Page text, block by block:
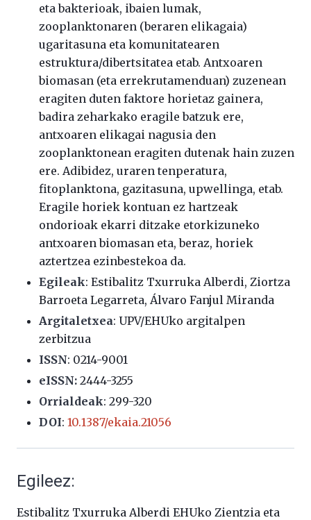
eta bakterioak, ibaien lumak,
zooplanktonaren (beraren elikagaia)
ugaritasuna eta komunitatearen
estruktura/dibertsitatea etab. Antxoaren
biomasan (eta errekrutamenduan) zuzenean
eragiten duten faktore horietaz gainera,
badira zeharkako eragile batzuk ere,
antxoaren elikagai nagusia den
zooplanktonean eragiten dutenak hain zuzen
ere. Adibidez, uraren tenperatura,
fitoplanktona, gazitasuna, upwellinga, etab.
Eragile horiek kontuan ez hartzeak
ondorioak ekarri ditzake etorkizuneko
antxoaren biomasan eta, beraz, horiek
aztertzea ezinbestekoa da.
Egileak: Estibalitz Txurruka Alberdi, Ziortza
Barroeta Legarreta, Álvaro Fanjul Miranda
Argitaletxea: UPV/EHUko argitalpen
zerbitzua
ISSN: 0214-9001
eISSN: 2444-3255
Orrialdeak: 299-320
DOI: 10.1387/ekaia.21056
Egileez:
Estibalitz Txurruka Alberdi EHUko Zientzia eta